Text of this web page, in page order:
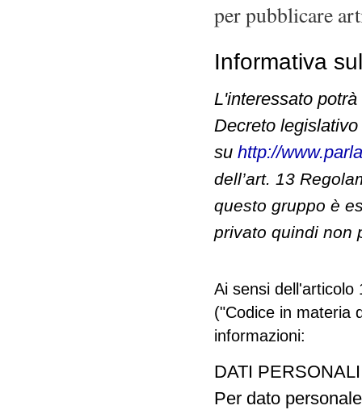
per pubblicare
Informativa
L'interessato
Decreto
su http://
dell’art. 13
questo gruppo è
privato quindi non
Ai sensi dell'articolo
("Codice in materia
informazioni:
DATI
Per dato